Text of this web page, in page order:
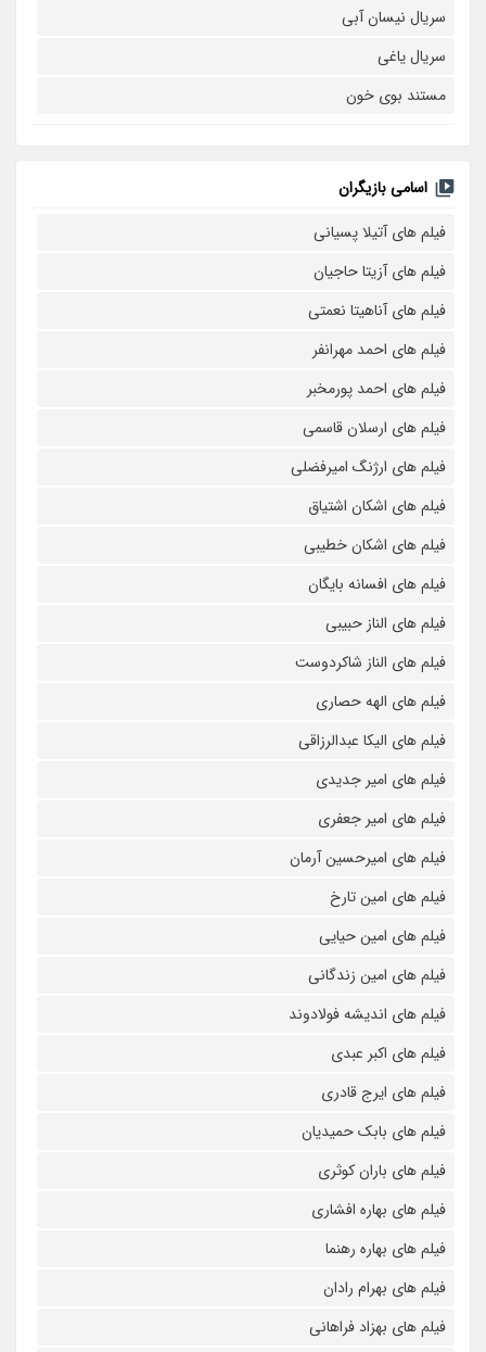
سریال نیسان آبی
سریال یاغی
مستند بوی خون
اسامی بازیگران
فیلم های آتیلا پسیانی
فیلم های آزیتا حاجیان
فیلم های آناهیتا نعمتی
فیلم های احمد مهرانفر
فیلم های احمد پورمخبر
فیلم های ارسلان قاسمی
فیلم های ارژنگ امیرفضلی
فیلم های اشکان اشتیاق
فیلم های اشکان خطیبی
فیلم های افسانه بایگان
فیلم های الناز حبیبی
فیلم های الناز شاکردوست
فیلم های الهه حصاری
فیلم های الیکا عبدالرزاقی
فیلم های امیر جدیدی
فیلم های امیر جعفری
فیلم های امیرحسین آرمان
فیلم های امین تارخ
فیلم های امین حیایی
فیلم های امین زندگانی
فیلم های اندیشه فولادوند
فیلم های اکبر عبدی
فیلم های ایرج قادری
فیلم های بابک حمیدیان
فیلم های باران کوثری
فیلم های بهاره افشاری
فیلم های بهاره رهنما
فیلم های بهرام رادان
فیلم های بهزاد فراهانی